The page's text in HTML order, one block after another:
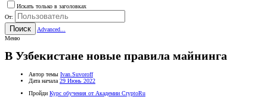
Искать только в заголовках
От:
Поиск
Advanced...
Меню
В Узбекистане новые правила майнинга
Автор темы Ivan.Suvoroff
Дата начала 29 Июнь 2022
Пройди Курс обучения от Академии CryptoRu